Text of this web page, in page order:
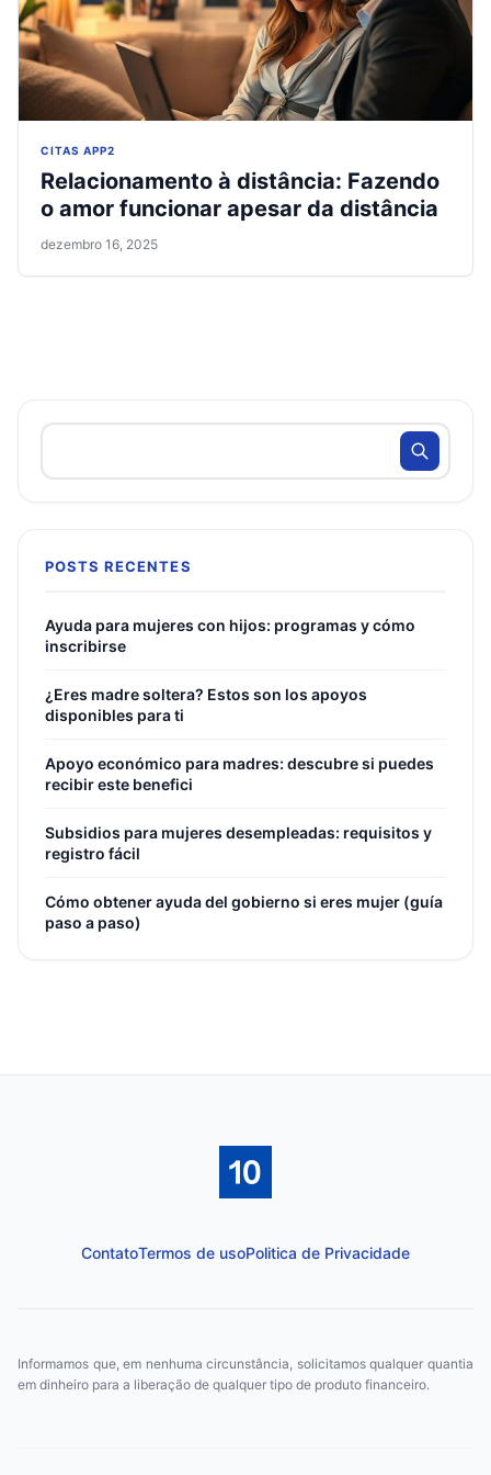
CITAS APP2
Relacionamento à distância: Fazendo
o amor funcionar apesar da distância
dezembro 16, 2025
POSTS RECENTES
Ayuda para mujeres con hijos: programas y cómo
inscribirse
¿Eres madre soltera? Estos son los apoyos
disponibles para ti
Apoyo económico para madres: descubre si puedes
recibir este benefici
Subsidios para mujeres desempleadas: requisitos y
registro fácil
Cómo obtener ayuda del gobierno si eres mujer (guía
paso a paso)
ContatoTermos de usoPolitica de Privacidade
Informamos que, em nenhuma circunstância, solicitamos qualquer quantia
em dinheiro para a liberação de qualquer tipo de produto financeiro.